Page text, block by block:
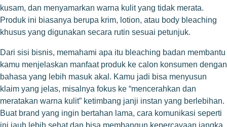
kusam, dan menyamarkan warna kulit yang tidak merata.
Produk ini biasanya berupa krim, lotion, atau body bleaching
khusus yang digunakan secara rutin sesuai petunjuk.
Dari sisi bisnis, memahami apa itu bleaching badan membantu
kamu menjelaskan manfaat produk ke calon konsumen dengan
bahasa yang lebih masuk akal. Kamu jadi bisa menyusun
klaim yang jelas, misalnya fokus ke “mencerahkan dan
meratakan warna kulit” ketimbang janji instan yang berlebihan.
Buat brand yang ingin bertahan lama, cara komunikasi seperti
ini jauh lebih sehat dan bisa membangun kepercayaan jangka